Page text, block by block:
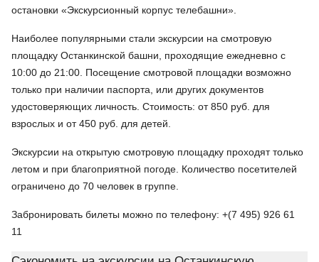
остановки «Экскурсионный корпус телебашни».
Наиболее популярными стали экскурсии на смотровую
площадку Останкинской башни, проходящие ежедневно с
10:00 до 21:00. Посещение смотровой площадки возможно
только при наличии паспорта, или других документов
удостоверяющих личность. Стоимость: от 850 руб. для
взрослых и от 450 руб. для детей.
Экскурсии на открытую смотровую площадку проходят только
летом и при благоприятной погоде. Количество посетителей
ограничено до 70 человек в группе.
Забронировать билеты можно по телефону: +(7 495) 926 61
11